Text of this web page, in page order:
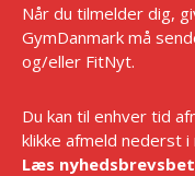
Når du tilmelder dig,
GymDanmark må
og/eller FitNyt.
Du kan til enhver tid
klikke afmeld nederst
Læs